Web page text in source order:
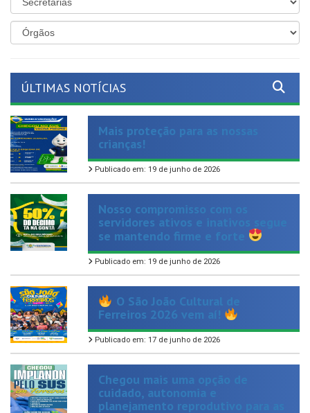
Mais proteção para as nossas
crianças!
Publicado em: 19 de junho de 2026
Nosso compromisso com os
servidores ativos e inativos segue
se mantendo firme e forte
Publicado em: 19 de junho de 2026
O São João Cultural de
Ferreiros 2026 vem aí!
Publicado em: 17 de junho de 2026
Chegou mais uma opção de
cuidado, autonomia e
planejamento reprodutivo para as
mulheres de Ferreiros.